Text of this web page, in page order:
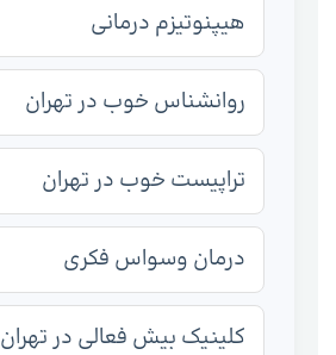
هیپنوتیزم درمانی
روانشناس خوب در تهران
تراپیست خوب در تهران
درمان وسواس فکری
کلینیک بیش فعالی در تهران